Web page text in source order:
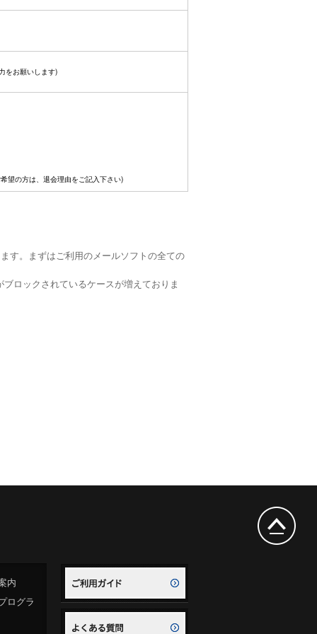
をお願いします)
望の方は、退会理由をご記入下さい)
す。まずはご利用のメールソフトの全ての
ロックされているケースが増えておりま
内
ログラ